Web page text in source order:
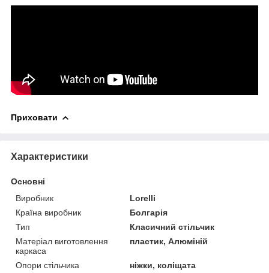
Приховати
Характеристики
Основні
Виробник
Lorelli
Країна виробник
Болгарія
Тип
Класичний стільчик
Матеріал виготовлення
каркаса
пластик, Алюміній
Опори стільчика ніжки, коліщата